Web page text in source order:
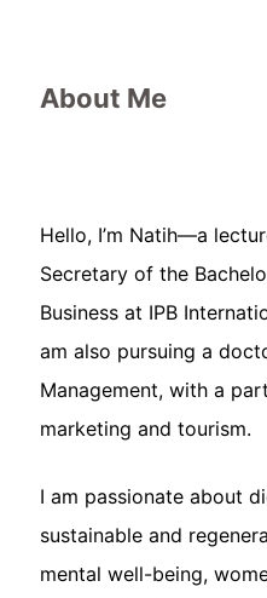
About Me
Hello, I’m Natih—a
Secretary of the
Business at IPB
am also pursuing a
Management, with a
marketing and tourism.
I am passionate about
sustainable and
mental well-being,